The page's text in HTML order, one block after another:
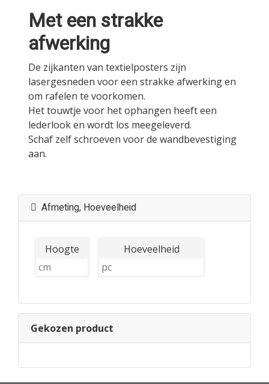
Met een strakke
afwerking
De zijkanten van textielposters zijn
lasergesneden voor een strakke afwerking en
om rafelen te voorkomen.
Het touwtje voor het ophangen heeft een
lederlook en wordt los meegeleverd.
Schaf zelf schroeven voor de wandbevestiging
aan.
Afmeting, Hoeveelheid
Hoogte Hoeveelheid
Gekozen product